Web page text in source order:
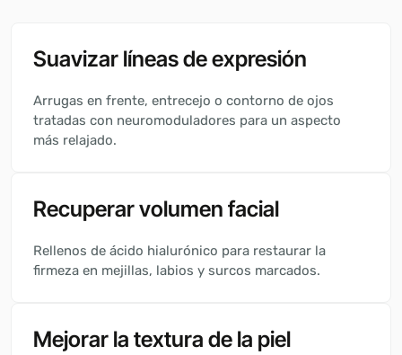
Suavizar líneas de expresión
Arrugas en frente, entrecejo o contorno de ojos
tratadas con neuromoduladores para un aspecto
más relajado.
Recuperar volumen facial
Rellenos de ácido hialurónico para restaurar la
firmeza en mejillas, labios y surcos marcados.
Mejorar la textura de la piel